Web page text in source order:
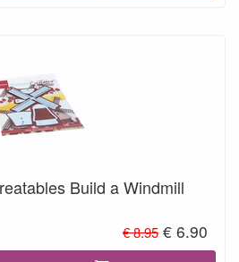
Build a Windmill
€ 8.95€ 6.90